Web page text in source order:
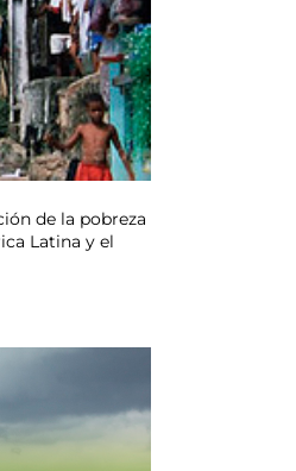
de la pobreza
Latina y el